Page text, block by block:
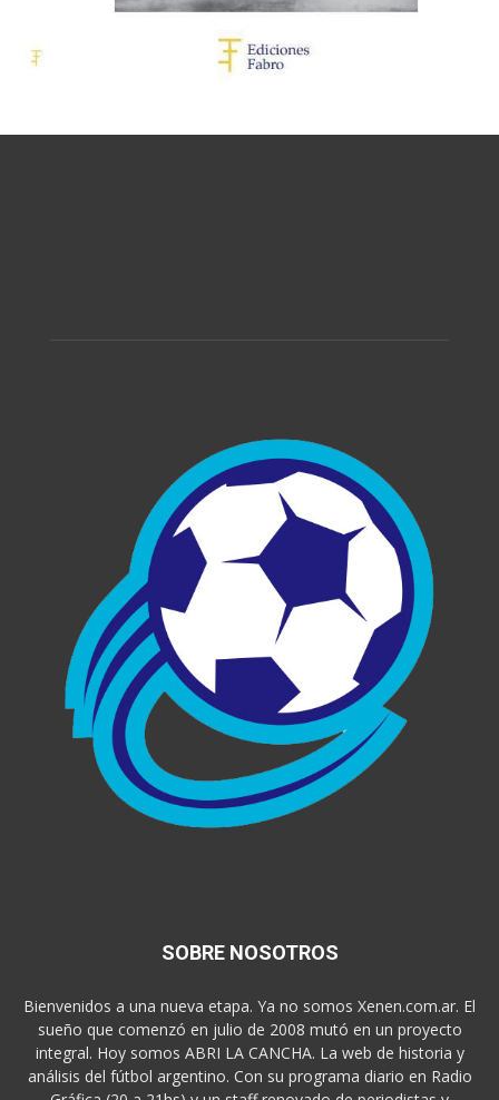
SOBRE NOSOTROS
Bienvenidos a una nueva etapa. Ya no somos Xenen.com.ar. El
sueño que comenzó en julio de 2008 mutó en un proyecto
integral. Hoy somos ABRI LA CANCHA. La web de historia y
análisis del fútbol argentino. Con su programa diario en Radio